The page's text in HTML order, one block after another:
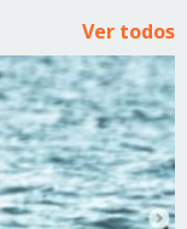
Ver todos